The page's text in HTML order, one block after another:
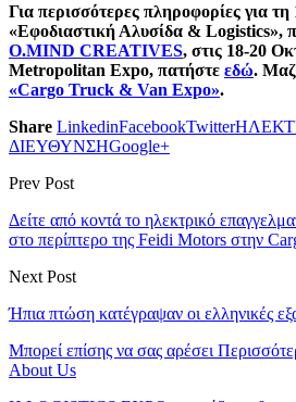
Για περισσότερες πληροφορίες για
«Εφοδιαστική Αλυσίδα & Logistics»,
O.MIND CREATIVES, στις 18-20
Metropolitan Expo, πατήστε εδώ.
«Cargo Truck & Van Expo».
Share LinkedinFacebookTwitter
ΔΙΕΥΘΥΝΣΗGoogle+
Prev Post
Δείτε από κοντά το ηλεκτρικό
στο περίπτερο της Feidi Motors στην
Next Post
Ήπια πτώση κατέγραψαν οι ελληνικές
Μπορεί επίσης να σας αρέσει
About Us